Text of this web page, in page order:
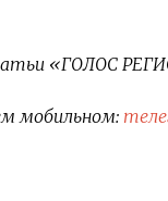
«ГОЛОС
мобильном: